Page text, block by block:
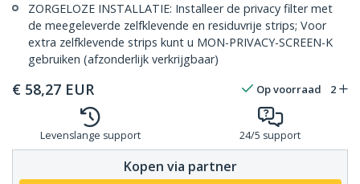
ZORGELOZE INSTALLATIE: Installeer de privacy filter met
de meegeleverde zelfklevende en residuvrije strips; Voor
extra zelfklevende strips kunt u MON-PRIVACY-SCREEN-K
gebruiken (afzonderlijk verkrijgbaar)
€ 58,27 EUR Op voorraad 2
Levenslange support 24/5 support
Kopen via partner